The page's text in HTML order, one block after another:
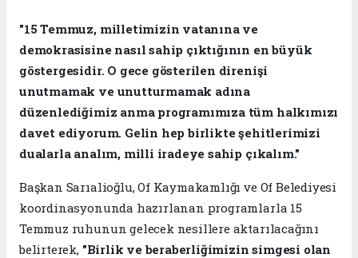
"15 Temmuz, milletimizin vatanına ve
demokrasisine nasıl sahip çıktığının en büyük
göstergesidir. O gece gösterilen direnişi
unutmamak ve unutturmamak adına
düzenlediğimiz anma programımıza tüm halkımızı
davet ediyorum. Gelin hep birlikte şehitlerimizi
dualarla analım, milli iradeye sahip çıkalım."
Başkan Sarıalioğlu, Of Kaymakamlığı ve Of Belediyesi
koordinasyonunda hazırlanan programlarla 15
Temmuz ruhunun gelecek nesillere aktarılacağını
belirterek, "Birlik ve beraberliğimizin simgesi olan